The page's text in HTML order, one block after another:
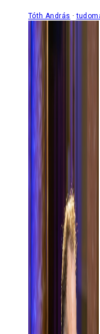
Tóth András